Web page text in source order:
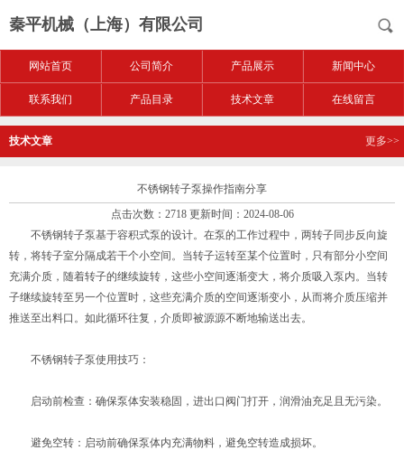
秦平机械（上海）有限公司
网站首页 公司简介 产品展示 新闻中心
联系我们 产品目录 技术文章 在线留言
技术文章 更多>>
不锈钢转子泵操作指南分享
点击次数：2718 更新时间：2024-08-06
不锈钢转子泵基于容积式泵的设计。在泵的工作过程中，两转子同步反向旋
转，将转子室分隔成若干个小空间。当转子运转至某个位置时，只有部分小空间
充满介质，随着转子的继续旋转，这些小空间逐渐变大，将介质吸入泵内。当转
子继续旋转至另一个位置时，这些充满介质的空间逐渐变小，从而将介质压缩并
推送至出料口。如此循环往复，介质即被源源不断地输送出去。
不锈钢转子泵使用技巧：
启动前检查：确保泵体安装稳固，进出口阀门打开，润滑油充足且无污染。
避免空转：启动前确保泵体内充满物料，避免空转造成损坏。